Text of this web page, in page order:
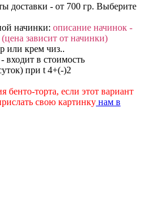
доставки - от 700 гр. Выберите
начинки: описание начинок -
зависит от начинки)
или крем чиз..
входит в стоимость
при t 4+(-)2
торта, если этот вариант
свою картинку нам в